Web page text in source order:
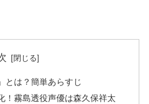
とは？簡単あらすじ
！霧島透役声優は森久保祥太